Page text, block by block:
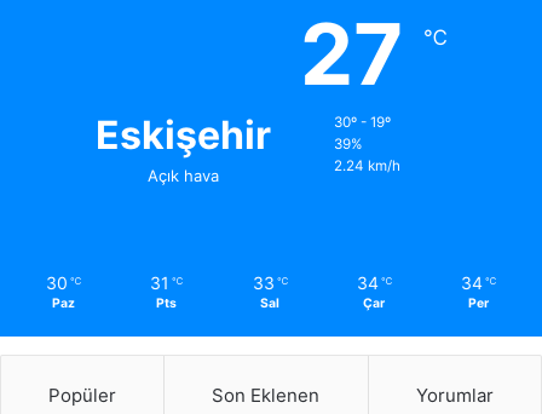
Eskişehir
Açık hava
27 ℃
30º - 19º
39%
2.24 km/h
30 ℃
Paz
31 ℃
Pts
33 ℃
Sal
34 ℃
Çar
34 ℃
Per
Popüler Son Eklenen Yorumlar